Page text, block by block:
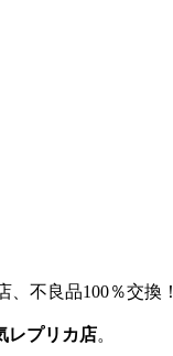
、不良品100％交換！
レプリカ店。